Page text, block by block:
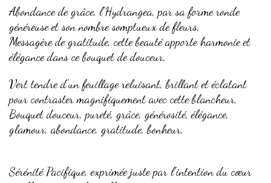
Abondance de grâce, l’Hydrangea, par sa forme ronde
généreuse et son nombre somptueux de fleurs,
Messagère de gratitude, cette beauté apporte harmonie et
élégance dans ce bouquet de douceur,
Vert tendre d’un feuillage reluisant, brillant et éclatant
pour contraster magnifiquement avec cette blancheur,
Bouquet douceur, pureté, grâce, générosité, élégance,
glamour, abondance, gratitude, bonheur,
Sérénité Pacifique, exprimée juste par l’intention du cœur